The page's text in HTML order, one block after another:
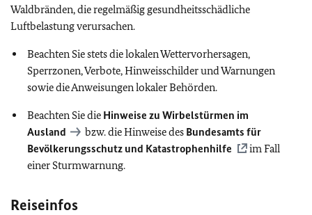
Waldbränden, die regelmäßig gesundheitsschädliche
Luftbelastung verursachen.
Beachten Sie stets die lokalen Wettervorhersagen,
Sperrzonen, Verbote, Hinweisschilder und Warnungen
sowie die Anweisungen lokaler Behörden.
Beachten Sie die Hinweise zu Wirbelstürmen im
Ausland
bzw. die Hinweise des Bundesamts für
Bevölkerungsschutz und Katastrophenhilfe
im Fall
einer Sturmwarnung.
Reiseinfos